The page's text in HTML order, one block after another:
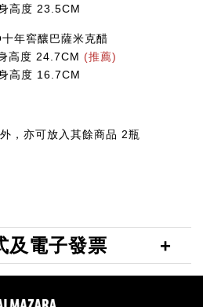
身高度 23.5CM
年窖釀巴薩米克醋
高度 24.7CM (推薦)
身高度 16.7CM
，亦可放入其餘商品 2瓶
及電子發票